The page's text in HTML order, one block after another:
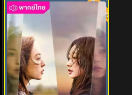
8.0 พากย์ไทย